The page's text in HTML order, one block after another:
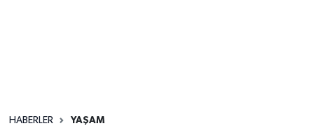
HABERLER YAŞAM